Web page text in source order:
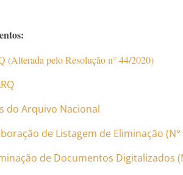
(Alterada pelo Resolução n° 44/2020)
do Arquivo Nacional
de Listagem de Eliminação (N°
de Documentos Digitalizados